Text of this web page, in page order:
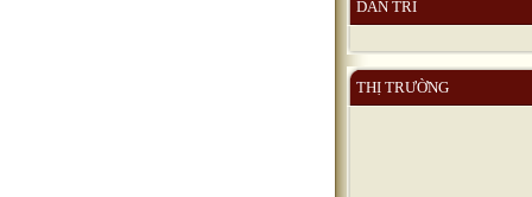
DÂN TRÍ
THỊ TRƯỜNG